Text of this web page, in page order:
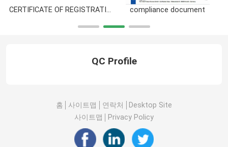
CERTIFICATE OF REGISTRATION compliance document
QC Profile
홈 사이트맵 연락처
Desktop Site
사이트맵
Privacy Policy